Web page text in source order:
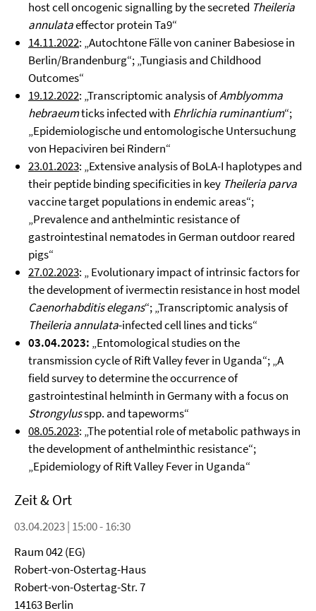
host cell oncogenic signalling by the secreted Theileria
annulataeffector protein Ta9“
14.11.2022: „Autochtone Fälle von caniner Babesiose in
Berlin/Brandenburg“; „Tungiasis and Childhood
Outcomes“
19.12.2022: „Transcriptomic analysis ofAmblyomma
hebraeumticks infected with Ehrlichia ruminantium“;
„Epidemiologische und entomologische Untersuchung
von Hepaciviren bei Rindern“
23.01.2023: „Extensive analysis of BoLA-I haplotypes and
their peptide binding specificities in key Theileria parva
vaccine target populations in endemic areas“;
„Prevalence and anthelmintic resistance of
gastrointestinal nematodes in German outdoor reared
pigs“
27.02.2023: „ Evolutionary impact of intrinsic factors for
the development of ivermectin resistance in host model
Caenorhabditis elegans“; „Transcriptomic analysis of
Theileria annulata-infected cell lines and ticks“
03.04.2023: „Entomological studies on the
transmission cycle of Rift Valley fever in Uganda“; „A
field survey to determine the occurrence of
gastrointestinal helminth in Germany with a focus on
Strongylusspp. and tapeworms“
08.05.2023: „The potential role of metabolic pathways in
the development of anthelminthic resistance“;
„Epidemiology of Rift Valley Fever in Uganda“
Zeit & Ort
03.04.2023 | 15:00 - 16:30
Raum 042 (EG)
Robert-von-Ostertag-Haus
Robert-von-Ostertag-Str. 7
14163 Berlin